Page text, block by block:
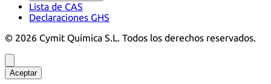
Lista de CAS
Declaraciones GHS
© 2026 Cymit Química S.L. Todos los derechos reservados.
Aceptar